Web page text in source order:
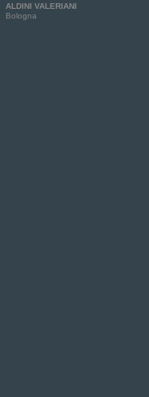
ALDINI VALERIANI
Bologna